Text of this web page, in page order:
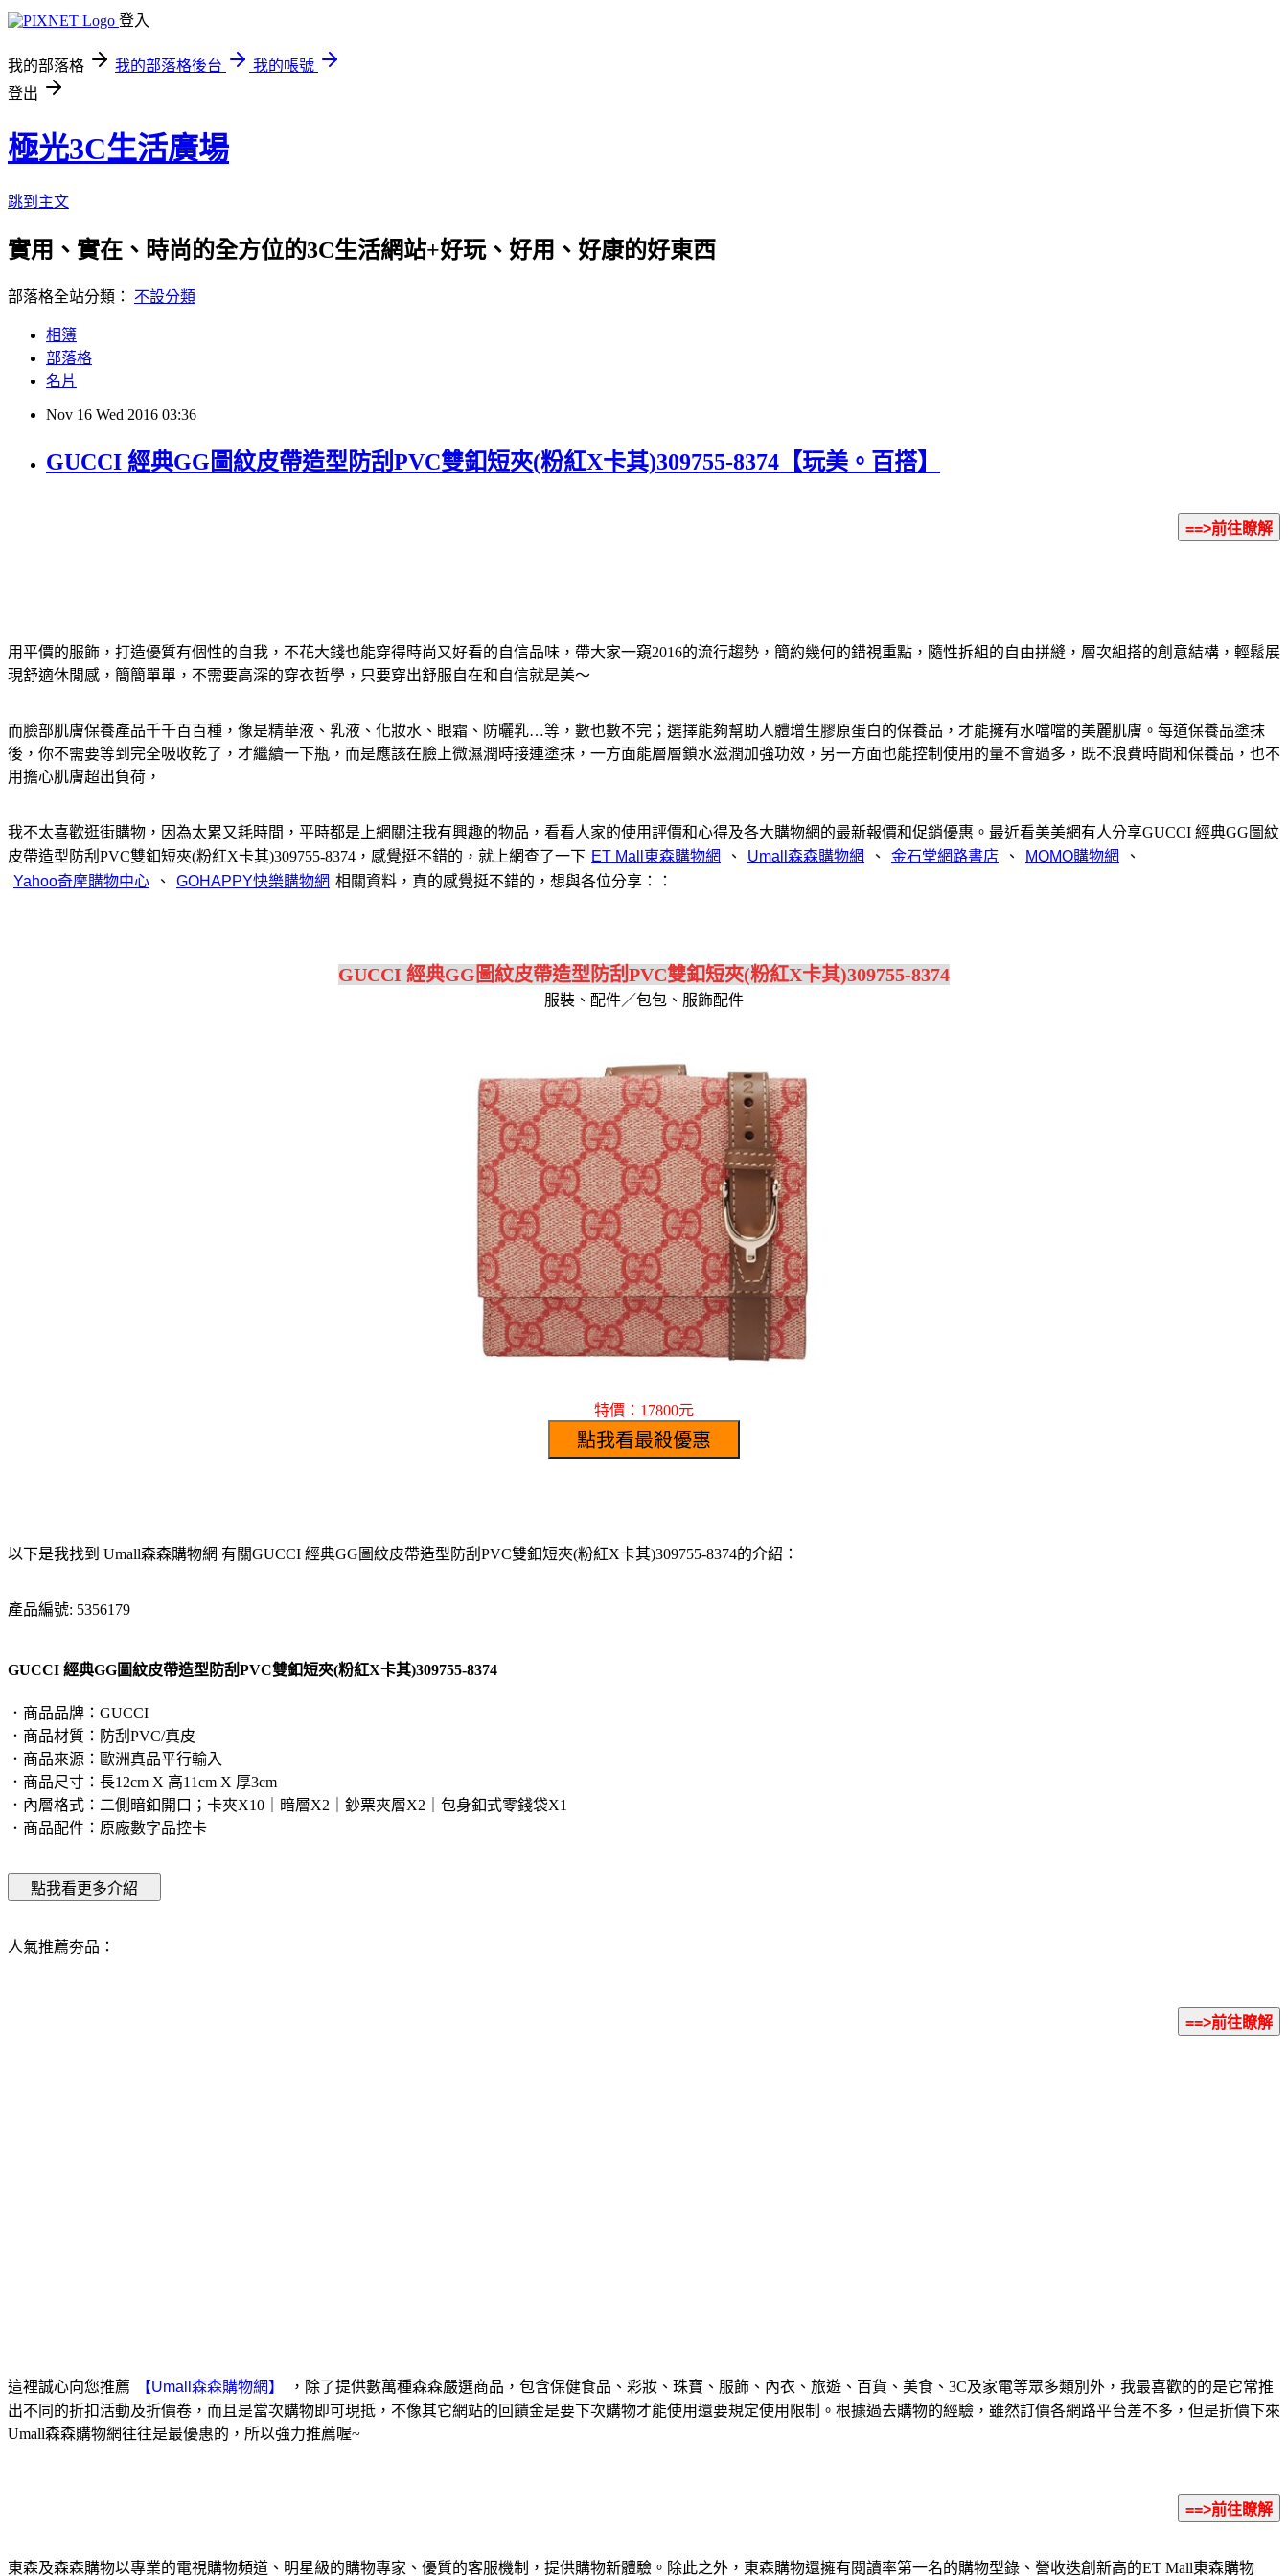
登入
我的部落格 我的部落格後台
我的帳號
登出
極光3C生活廣場
跳到主文
實用、實在、時尚的全方位的3C生活網站+好玩、好用、好康的好東西
部落格全站分類： 不設分類
相簿
部落格
名片
Nov 16 Wed 2016 03:36
GUCCI 經典GG圖紋皮帶造型防刮PVC雙釦短夾(粉紅X卡其)309755-8374【玩美。百搭】
用平價的服飾，打造優質有個性的自我，不花大錢也能穿得時尚又好看的自信品味，帶大家一窺2016的流行趨勢，簡約幾何的錯視重點，隨性拆組的自由拼縫，層次組搭的創意結構，輕鬆展
現舒適休閒感，簡簡單單，不需要高深的穿衣哲學，只要穿出舒服自在和自信就是美～
而臉部肌膚保養產品千千百百種，像是精華液、乳液、化妝水、眼霜、防曬乳…等，數也數不完；選擇能夠幫助人體增生膠原蛋白的保養品，才能擁有水噹噹的美麗肌膚。每道保養品塗抹
後，你不需要等到完全吸收乾了，才繼續一下瓶，而是應該在臉上微濕潤時接連塗抹，一方面能層層鎖水滋潤加強功效，另一方面也能控制使用的量不會過多，既不浪費時間和保養品，也不
用擔心肌膚超出負荷，
我不太喜歡逛街購物，因為太累又耗時間，平時都是上網關注我有興趣的物品，看看人家的使用評價和心得及各大購物網的最新報價和促銷優惠。最近看美美網有人分享GUCCI 經典GG圖紋
皮帶造型防刮PVC雙釦短夾(粉紅X卡其)309755-8374，感覺挺不錯的，就上網查了一下
、 、 、
、
、
相關資料，真的感覺挺不錯的，想與各位分享：：
GUCCI 經典GG圖紋皮帶造型防刮PVC雙釦短夾(粉紅X卡其)309755-8374
服裝、配件／包包、服飾配件
特價：17800元
以下是我找到 Umall森森購物網 有關GUCCI 經典GG圖紋皮帶造型防刮PVC雙釦短夾(粉紅X卡其)309755-8374的介紹：
產品編號: 5356179
GUCCI 經典GG圖紋皮帶造型防刮PVC雙釦短夾(粉紅X卡其)309755-8374
．商品品牌：GUCCI
．商品材質：防刮PVC/真皮
．商品來源：歐洲真品平行輸入
．商品尺寸：長12cm X 高11cm X 厚3cm
．內層格式：二側暗釦開口；卡夾X10｜暗層X2｜鈔票夾層X2｜包身釦式零錢袋X1
．商品配件：原廠數字品控卡
人氣推薦夯品：
這裡誠心向您推薦
，除了提供數萬種森森嚴選商品，包含保健食品、彩妝、珠寶、服飾、內衣、旅遊、百貨、美食、3C及家電等眾多類別外，我最喜歡的的是它常推
出不同的折扣活動及折價卷，而且是當次購物即可現抵，不像其它網站的回饋金是要下次購物才能使用還要規定使用限制。根據過去購物的經驗，雖然訂價各網路平台差不多，但是折價下來
Umall森森購物網往往是最優惠的，所以強力推薦喔~
東森及森森購物以專業的電視購物頻道、明星級的購物專家、優質的客服機制，提供購物新體驗。除此之外，東森購物還擁有閱讀率第一名的購物型錄、營收迭創新高的ET Mall東森購物